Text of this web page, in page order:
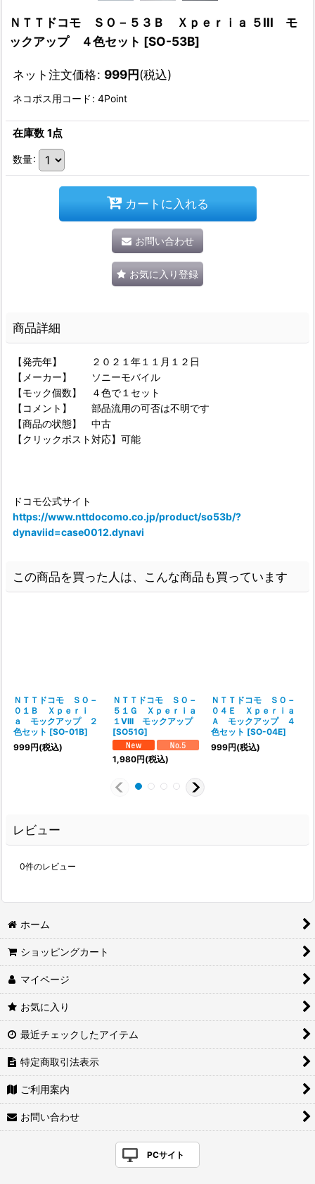
ＮＴＴドコモ ＳＯ－５３Ｂ Ｘｐｅｒｉａ ５III モ
ックアップ ４色セット [SO-53B]
ネット注文価格: 999円(税込)
ネコポス用コード : 4Point
在庫数 1点
数量:
カートに入れる
お問い合わせ
お気に入り登録
商品詳細
【発売年】 ２０２１年１１月１２日
【メーカー】 ソニーモバイル
【モック個数】 ４色で１セット
【コメント】 部品流用の可否は不明です
【商品の状態】 中古
【クリックポスト対応】可能
ドコモ公式サイト
https://www.nttdocomo.co.jp/product/so53b/?
dynaviid=case0012.dynavi
この商品を買った人は、こんな商品も買っています
ＮＴＴドコモ ＳＯ－
０１Ｂ Ｘｐｅｒｉ
ａ モックアップ ２
色セット [SO-01B]
999円(税込)
ＮＴＴドコモ ＳＯ－
５１Ｇ Ｘｐｅｒｉａ
１VIII モックアップ
[SO51G]
1,980円(税込)
ＮＴＴドコモ ＳＯ－
０４Ｅ Ｘｐｅｒｉａ
Ａ モックアップ ４
色セット [SO-04E]
999円(税込)
レビュー
0件のレビュー
ホーム
ショッピングカート
マイページ
お気に入り
最近チェックしたアイテム
特定商取引法表示
ご利用案内
お問い合わせ
PCサイト